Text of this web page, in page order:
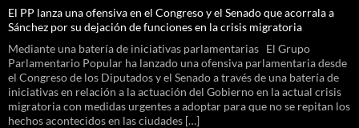
El PP lanza una ofensiva en el Congreso y el Senado que acorrala a
Sánchez por su dejación de funciones en la crisis migratoria
Mediante una batería de iniciativas parlamentarias El Grupo
Parlamentario Popular ha lanzado una ofensiva parlamentaria desde
el Congreso de los Diputados y el Senado a través de una batería de
iniciativas en relación a la actuación del Gobierno en la actual crisis
migratoria con medidas urgentes a adoptar para que no se repitan los
hechos acontecidos en las ciudades […]